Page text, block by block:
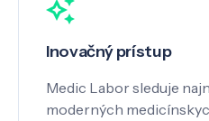
Inovačný prístup
Medic Labor sleduje
moderných